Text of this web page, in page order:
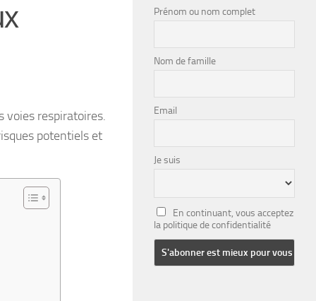
voies respiratoires.
potentiels et
Prénom ou nom complet
Nom de famille
Email
Je suis
En continuant, vous acceptez
la politique de confidentialité